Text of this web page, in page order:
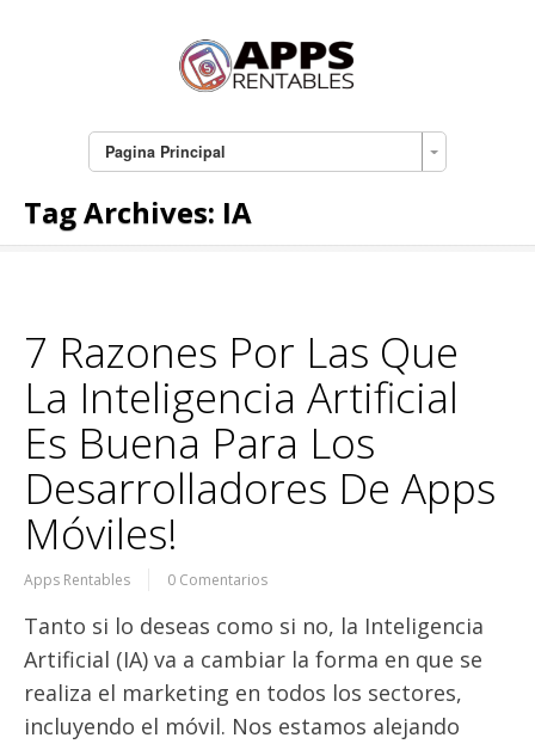
Pagina Principal
Tag Archives: IA
7 Razones Por Las Que
La Inteligencia Artificial
Es Buena Para Los
Desarrolladores De Apps
Móviles!
Apps Rentables 0 Comentarios
Tanto si lo deseas como si no, la Inteligencia
Artificial (IA) va a cambiar la forma en que se
realiza el marketing en todos los sectores,
incluyendo el móvil. Nos estamos alejando